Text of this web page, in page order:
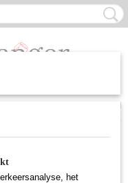
onderbord
het